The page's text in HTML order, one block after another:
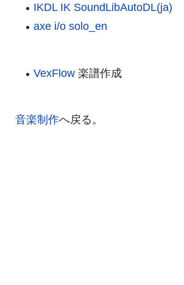
IKDL IK SoundLibAutoDL(ja)
axe i/o solo_en
VexFlow楽譜作成
音楽制作へ戻る。